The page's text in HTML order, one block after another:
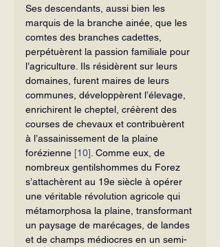
Ses descendants, aussi bien les
marquis de la branche ainée, que les
comtes des branches cadettes,
perpétuèrent la passion familiale pour
l’agriculture. Ils résidèrent sur leurs
domaines, furent maires de leurs
communes, développèrent l’élevage,
enrichirent le cheptel, créèrent des
courses de chevaux et contribuèrent
à l’assainissement de la plaine
forézienne [10] . Comme eux, de
nombreux gentilshommes du Forez
s’attachèrent au 19e siècle à opérer
une véritable révolution agricole qui
métamorphosa la plaine, transformant
un paysage de marécages, de landes
et de champs médiocres en un semi-